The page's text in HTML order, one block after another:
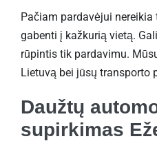
Pačiam pardavėjui
gabenti į kažkurią vietą.
rūpintis tik pardavimu.
Lietuvą bei jūsų transporto
Daužtų
supirkimas